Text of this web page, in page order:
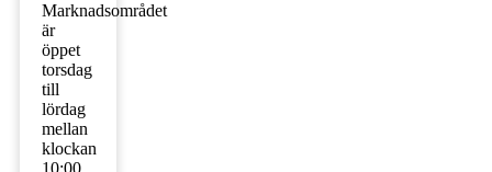
Marknadsområdet
är
öppet
torsdag
till
lördag
mellan
klockan